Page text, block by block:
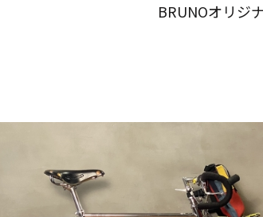
BRUNOオリジ